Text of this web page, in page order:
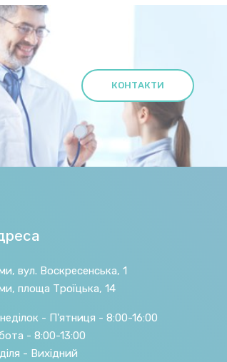
КОНТАКТИ
вул. Воскресенська, 1
площа Троїцька, 14
- П'ятниця - 8:00-16:00
- 8:00-13:00
- Вихідний